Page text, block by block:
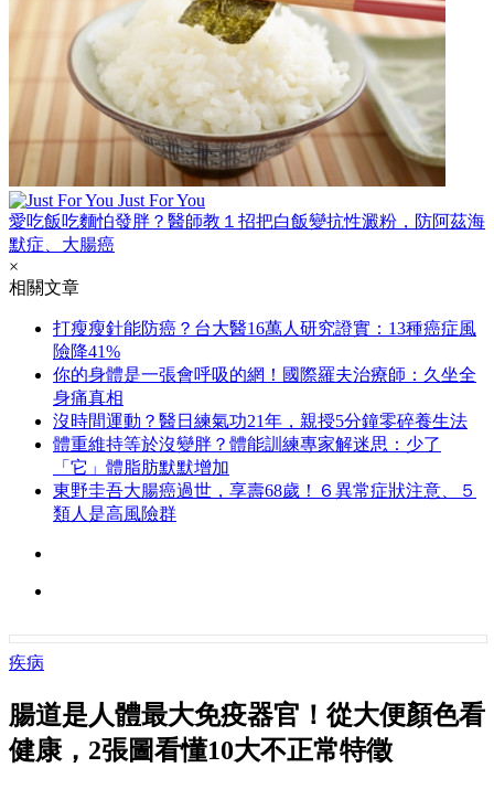
Just For You
愛吃飯吃麵怕發胖？醫師教１招把白飯變抗性澱粉，防阿茲海
默症、大腸癌
×
相關文章
打瘦瘦針能防癌？台大醫16萬人研究證實：13種癌症風
險降41%
你的身體是一張會呼吸的網！國際羅夫治療師：久坐全
身痛真相
沒時間運動？醫日練氣功21年，親授5分鐘零碎養生法
體重維持等於沒變胖？體能訓練專家解迷思：少了
「它」體脂肪默默增加
東野圭吾大腸癌過世，享壽68歲！６異常症狀注意、５
類人是高風險群
疾病
腸道是人體最大免疫器官！從大便顏色看
健康，2張圖看懂10大不正常特徵